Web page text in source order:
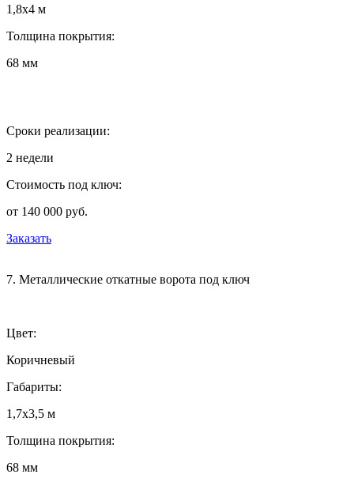
1,8х4 м
Толщина покрытия:
68 мм
Сроки реализации:
2 недели
Стоимость под ключ:
от 140 000 руб.
Заказать
7. Металлические откатные ворота под ключ
Цвет:
Коричневый
Габариты:
1,7х3,5 м
Толщина покрытия:
68 мм